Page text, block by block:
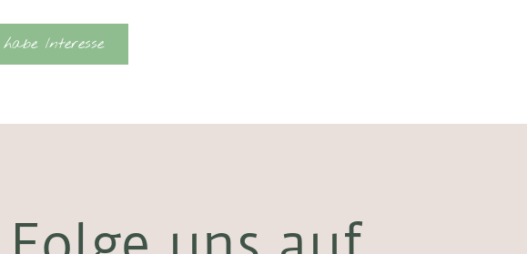
Interesse